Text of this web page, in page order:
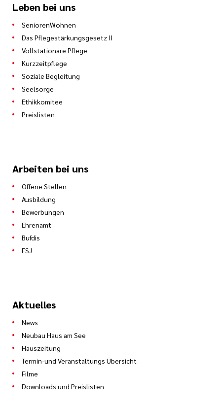
Leben bei uns
SeniorenWohnen
Das Pflegestärkungsgesetz II
Vollstationäre Pflege
Kurzzeitpflege
Soziale Begleitung
Seelsorge
Ethikkomitee
Preislisten
Arbeiten bei uns
Offene Stellen
Ausbildung
Bewerbungen
Ehrenamt
Bufdis
FSJ
Aktuelles
News
Neubau Haus am See
Hauszeitung
Termin-und Veranstaltungs Übersicht
Filme
Downloads und Preislisten